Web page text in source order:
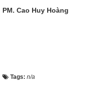
PM. Cao Huy Hoàng
Tags: n/a